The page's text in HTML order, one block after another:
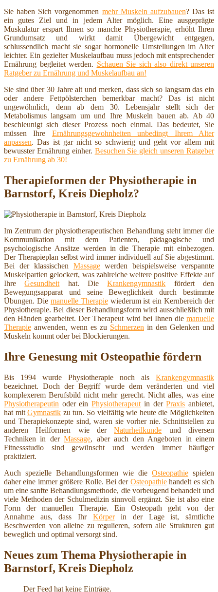
Sie haben Sich vorgenommen mehr Muskeln aufzubauen? Das ist
ein gutes Ziel und in jedem Alter möglich. Eine ausgeprägte
Muskulatur erspart Ihnen so manche Physiotherapie, erhöht Ihren
Grundumsatz und wirkt damit Übergewicht entgegen,
schlussendlich macht sie sogar hormonelle Umstellungen im Alter
leichter. Ein gezielter Muskelaufbau muss jedoch mit entsprechender
Ernährung begleitet werden. Schauen Sie sich also direkt unseren
Ratgeber zu Ernährung und Muskelaufbau an!
Sie sind über 30 Jahre alt und merken, dass sich so langsam das ein
oder andere Fettpölsterchen bemerkbar macht? Das ist nicht
ungewöhnlich, denn ab dem 30. Lebensjahr stellt sich der
Metabolismus langsam um und Ihre Muskeln bauen ab. Ab 40
beschleunigt sich dieser Prozess noch einmal. Das bedeutet, Sie
müssen Ihre Ernährungsgewohnheiten unbedingt Ihrem Alter
anpassen. Das ist gar nicht so schwierig und geht vor allem mit
bewusster Ernährung einher. Besuchen Sie gleich unseren Ratgeber
zu Ernährung ab 30!
Therapieformen der Physiotherapie in
Barnstorf, Kreis Diepholz?
Im Zentrum der physiotherapeutischen Behandlung steht immer die
Kommunikation mit dem Patienten, pädagogische und
psychologische Ansätze werden in die Therapie mit einbezogen.
Der Therapieplan selbst wird immer individuell auf Sie abgestimmt.
Bei der klassischen Massagewerden beispielsweise verspannte
Muskelpartien gelockert, was zahlreiche weitere positive Effekte auf
IhreGesundheit hat. DieKrankengymnastik fördert den
Bewegungsapparat und seine Beweglichkeit durch bestimmte
Übungen. Die manuelle Therapiewiederum ist ein Kernbereich der
Physiotherapie. Bei dieser Behandlungsform wird ausschließlich mit
den Händen gearbeitet. Der Therapeut wird bei Ihnen die manuelle
Therapie anwenden, wenn es zu Schmerzen in den Gelenken und
Muskeln kommt oder bei Blockierungen.
Ihre Genesung mit Osteopathie fördern
Bis 1994 wurde Physiotherapie noch als Krankengymnastik
bezeichnet. Doch der Begriff wurde dem veränderten und viel
komplexerem Berufsbild nicht mehr gerecht. Nicht alles, was eine
Physiotherapeutin oder einPhysiotherapeut in derPraxis anbietet,
hat mitGymnastik zu tun. So vielfältig wie heute die Möglichkeiten
und Therapiekonzepte sind, waren sie vorher nie. Schnittstellen zu
anderen Heilformen wie derNaturheilkunde und diversen
Techniken in derMassage, aber auch den Angeboten in einem
Fitnessstudio sind gewünscht und werden immer häufiger
praktiziert.
Auch spezielle Behandlungsformen wie die Osteopathie spielen
daher eine immer größere Rolle. Bei der Osteopathiehandelt es sich
um eine sanfte Behandlungsmethode, die vorbeugend behandelt und
viele Methoden der Schulmedizin sinnvoll ergänzt. Sie ist also eine
Form der manuellen Therapie. Ein Osteopath geht von der
Annahme aus, dass Ihr Körperin der Lage ist, sämtliche
Beschwerden von alleine zu regulieren, sofern alle Strukturen gut
beweglich und optimal versorgt sind.
Neues zum Thema Physiotherapie in
Barnstorf, Kreis Diepholz
Der Feed hat keine Einträge.